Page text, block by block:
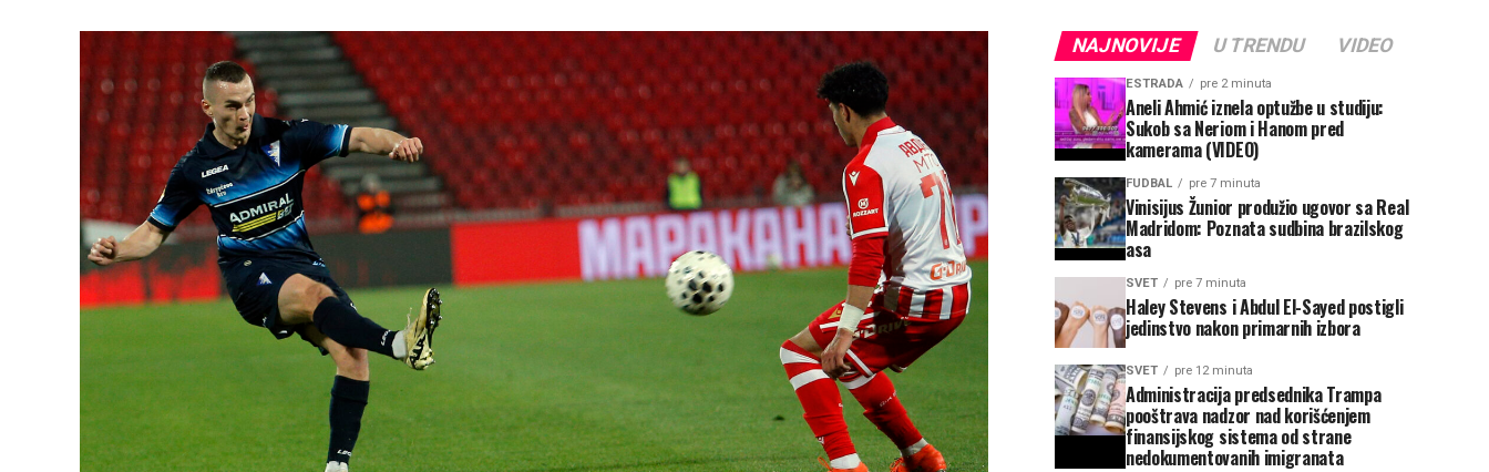
NAJNOVIJE U TRENDU VIDEO
ESTRADA pre 2 minuta
Aneli Ahmić iznela optužbe u studiju:
Sukob sa Neriom i Hanom pred
kamerama (VIDEO)
FUDBAL pre 7 minuta
Vinisijus Žunior produžio ugovor sa Real
Madridom: Poznata sudbina brazilskog
asa
SVET pre 7 minuta
Haley Stevens i Abdul El-Sayed postigli
jedinstvo nakon primarnih izbora
SVET pre 12 minuta
Administracija predsednika Trampa
pooštrava nadzor nad korišćenjem
finansijskog sistema od strane
nedokumentovanih imigranata